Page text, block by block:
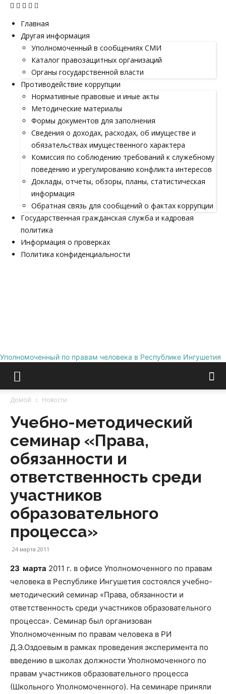
Главная
Другая информация
Уполномоченный в сообщениях СМИ
Каталог правозащитных организаций
Органы государственной власти
Противодействие коррупции
Нормативные правовые и иные акты
Методические материалы
Формы документов для заполнения
Сведения о доходах, расходах, об имуществе и
обязательствах имущественного характера
Комиссия по соблюдению требований к служебному
поведению и урегулированию конфликта интересов
Доклады, отчеты, обзоры, планы, статистическая
информация
Обратная связь для сообщений о фактах коррупции
Государственная гражданская служба и кадровая
политика
Информация о проверках
Политика конфиденциальности
Уполномоченный по правам человека в Республике Ингушетия
Домой Новости
Учебно-методический
семинар «Права,
обязанности и
ответственность среди
участников
образовательного
процесса»
24 марта 2011
23 марта 2011 г. в офисе Уполномоченного по правам
человека в Республике Ингушетия состоялся учебно-
методический семинар «Права, обязанности и
ответственность среди участников образовательного
процесса». Семинар был организован
Уполномоченным по правам человека в РИ
Д.Э.Оздоевым в рамках проведения эксперимента по
введению в школах должности Уполномоченного по
правам участников образовательного процесса
(Школьного Уполномоченного). На семинаре приняли